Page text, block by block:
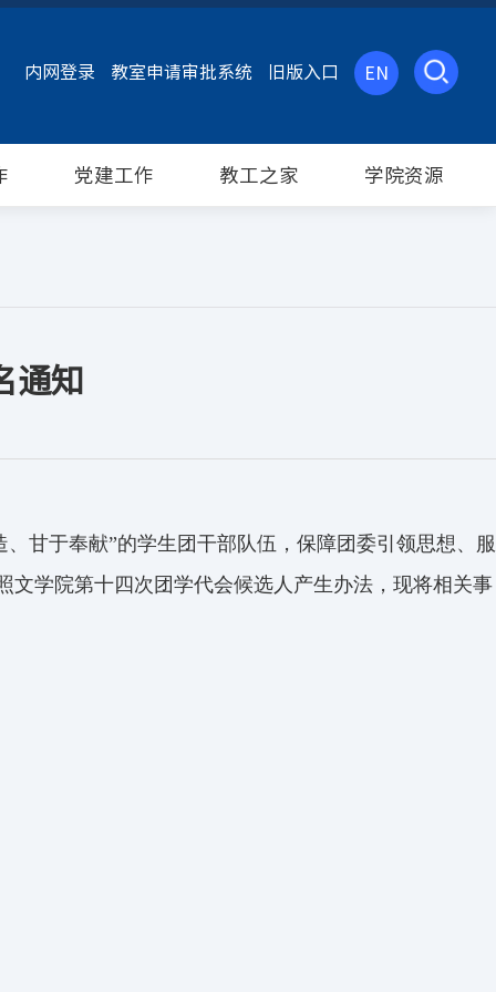
党建工作 教工之家 学院资源
内网登录 教室申请审批系统 旧版入口 EN
通知
甘于奉献”的学生团干部队伍，保障团委引领思想、服
文学院第十四次团学代会候选人产生办法，现将相关事